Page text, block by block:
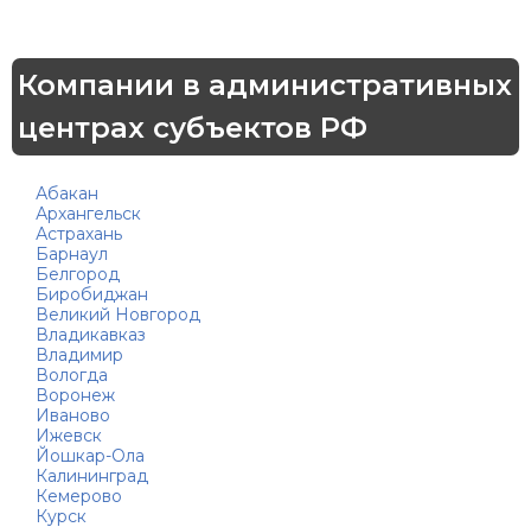
Компании в административных
центрах субъектов РФ
Абакан
Архангельск
Астрахань
Барнаул
Белгород
Биробиджан
Великий Новгород
Владикавказ
Владимир
Вологда
Воронеж
Иваново
Ижевск
Йошкар-Ола
Калининград
Кемерово
Курск